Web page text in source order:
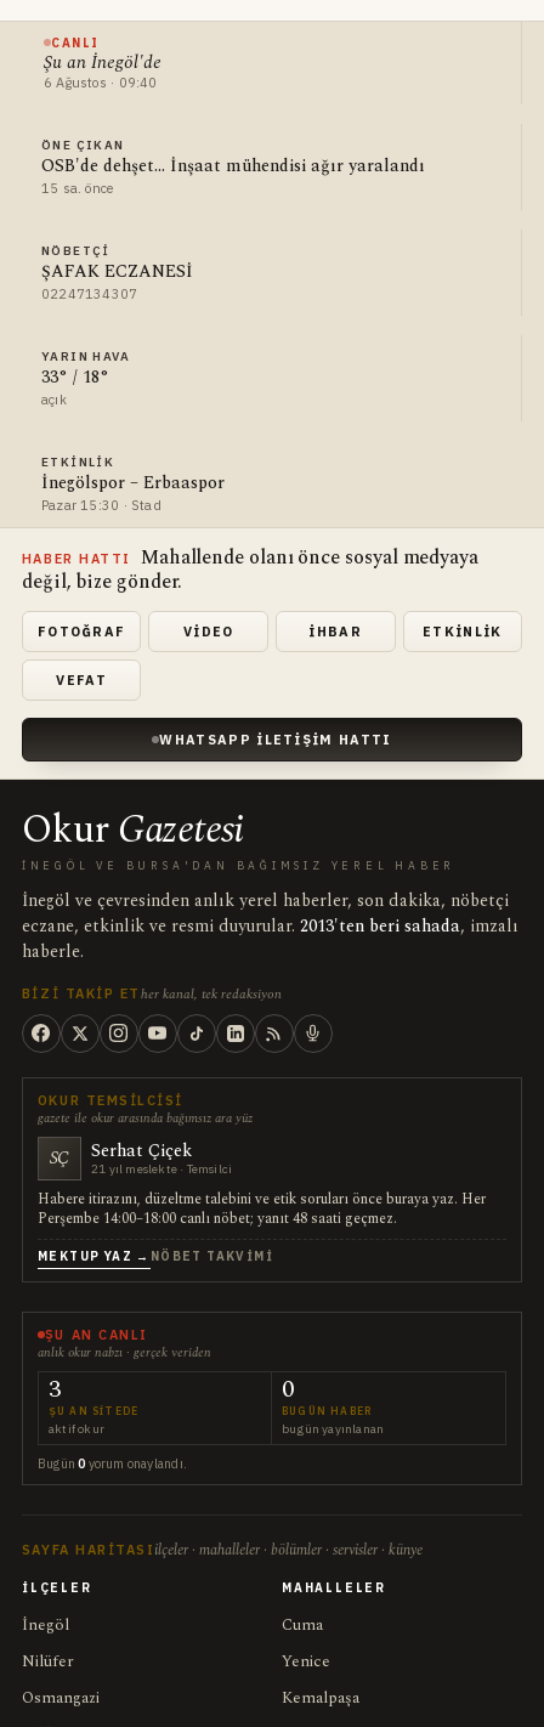
CANLI
Şu an İnegöl'de
6 Ağustos · 09:40
ÖNE ÇIKAN
OSB'de dehşet... İnşaat mühendisi ağır yaralandı
15 sa. önce
NÖBETÇI
ŞAFAK ECZANESİ
02247134307
YARIN HAVA
33° / 18°
açık
ETKINLIK
İnegölspor – Erbaaspor
Pazar 15:30 · Stad
HABER HATTI
Mahallende olanı önce sosyal medyaya
değil, bize gönder.
FOTOĞRAF VIDEO İHBAR ETKINLIK
VEFAT
WHATSAPP İLETIŞIM HATTI
OkurGazetesi
İNEGÖL VE BURSA'DAN BAĞIMSIZ YEREL HABER
İnegöl ve çevresinden anlık yerel haberler, son dakika, nöbetçi
eczane, etkinlik ve resmi duyurular. 2013'ten beri sahada, imzalı
haberle.
BIZI TAKIP ET her kanal, tek redaksiyon
OKUR TEMSILCISI
gazete ile okur arasında bağımsız ara yüz
SÇ Serhat Çiçek
21 yıl meslekte · Temsilci
Habere itirazını, düzeltme talebini ve etik soruları önce buraya yaz. Her
Perşembe 14:00–18:00 canlı nöbet; yanıt 48 saati geçmez.
MEKTUP YAZ → NÖBET TAKVIMI
ŞU AN CANLI
anlık okur nabzı · gerçek veriden
3
ŞU AN SITEDE
aktif okur
0
BUGÜN HABER
bugün yayınlanan
Bugün0 yorum onaylandı.
SAYFA HARITASI ilçeler · mahalleler · bölümler · servisler · künye
İLÇELER
İnegöl
Nilüfer
Osmangazi
MAHALLELER
Cuma
Yenice
Kemalpaşa